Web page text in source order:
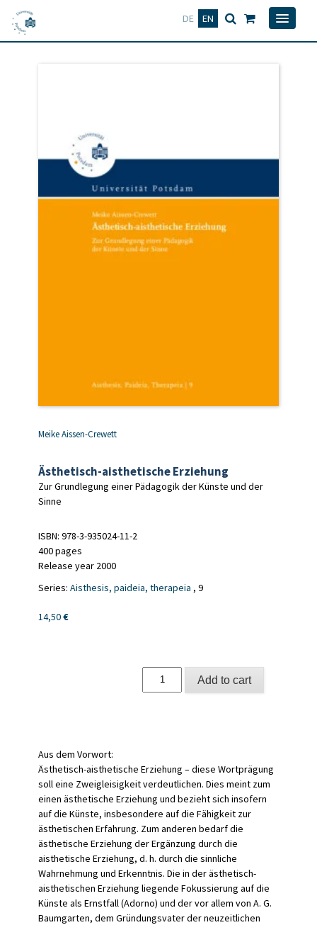
DE EN
Deutsch
Meike Aissen-Crewett
Ästhetisch-aisthetische Erziehung
Zur Grundlegung einer Pädagogik der Künste und der
Sinne
ISBN: 978-3-935024-11-2
400 pages
Release year 2000
Series: Aisthesis, paideia, therapeia , 9
14,50€
aisthetische
Add to cart
Aus dem Vorwort:
Ästhetisch-aisthetische Erziehung – diese Wortprägung
soll eine Zweigleisigkeit verdeutlichen. Dies meint zum
einen ästhetische Erziehung und bezieht sich insofern
auf die Künste, insbesondere auf die Fähigkeit zur
ästhetischen Erfahrung. Zum anderen bedarf die
ästhetische Erziehung der Ergänzung durch die
aisthetische Erziehung, d. h. durch die sinnliche
Wahrnehmung und Erkenntnis. Die in der ästhetisch-
aisthetischen Erziehung liegende Fokussierung auf die
Künste als Ernstfall (Adorno) und der vor allem von A. G.
Baumgarten, dem Gründungsvater der neuzeitlichen